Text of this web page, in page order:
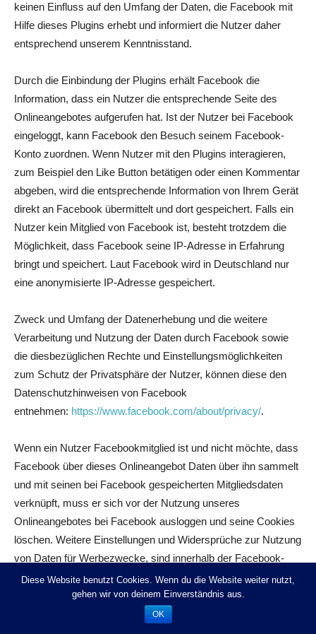
keinen Einfluss auf den Umfang der Daten, die Facebook mit
Hilfe dieses Plugins erhebt und informiert die Nutzer daher
entsprechend unserem Kenntnisstand.
Durch die Einbindung der Plugins erhält Facebook die
Information, dass ein Nutzer die entsprechende Seite des
Onlineangebotes aufgerufen hat. Ist der Nutzer bei Facebook
eingeloggt, kann Facebook den Besuch seinem Facebook-
Konto zuordnen. Wenn Nutzer mit den Plugins interagieren,
zum Beispiel den Like Button betätigen oder einen Kommentar
abgeben, wird die entsprechende Information von Ihrem Gerät
direkt an Facebook übermittelt und dort gespeichert. Falls ein
Nutzer kein Mitglied von Facebook ist, besteht trotzdem die
Möglichkeit, dass Facebook seine IP-Adresse in Erfahrung
bringt und speichert. Laut Facebook wird in Deutschland nur
eine anonymisierte IP-Adresse gespeichert.
Zweck und Umfang der Datenerhebung und die weitere
Verarbeitung und Nutzung der Daten durch Facebook sowie
die diesbezüglichen Rechte und Einstellungsmöglichkeiten
zum Schutz der Privatsphäre der Nutzer, können diese den
Datenschutzhinweisen von Facebook
entnehmen: https://www.facebook.com/about/privacy/.
Wenn ein Nutzer Facebookmitglied ist und nicht möchte, dass
Facebook über dieses Onlineangebot Daten über ihn sammelt
und mit seinen bei Facebook gespeicherten Mitgliedsdaten
verknüpft, muss er sich vor der Nutzung unseres
Onlineangebotes bei Facebook ausloggen und seine Cookies
löschen. Weitere Einstellungen und Widersprüche zur Nutzung
von Daten für Werbezwecke, sind innerhalb der Facebook-
Profileinstellungen
https://www.facebook.com/settings?tab=ads
Diese Website benutzt Cookies. Wenn du die Website weiter nutzt,
gehen wir von deinem Einverständnis aus.
OK